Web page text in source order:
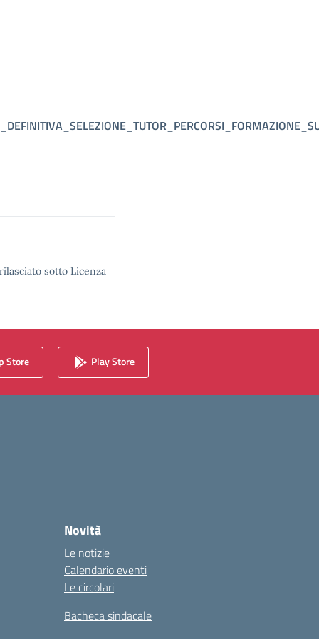
sotto Licenza
Store Play Store
Novità
Le notizie
Calendario eventi
Le circolari
Bacheca sindacale